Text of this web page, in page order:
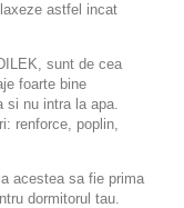
astfel incat
sunt de cea
foarte bine
si nu intra la apa.
renforce, poplin,
acestea sa fie prima
dormitorul tau.